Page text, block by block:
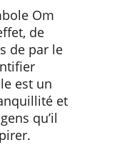
Om
de
de par le
est un
et
qu’il